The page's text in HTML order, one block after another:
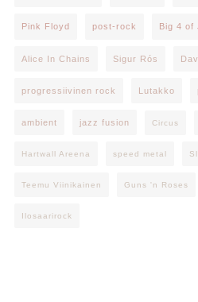
Pink Floyd post-rock Big 4 of
Alice In Chains Sigur Rós
progressiivinen rock Lutakko
ambient jazz fusion Circus
Hartwall Areena speed metal
Teemu Viinikainen Guns 'n Roses
Ilosaarirock